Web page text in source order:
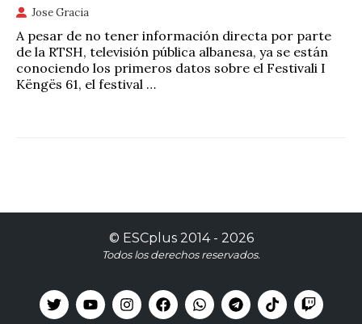
Jose Gracia
A pesar de no tener información directa por parte
de la RTSH, televisión pública albanesa, ya se están
conociendo los primeros datos sobre el Festivali I
Këngës 61, el festival …
© ESCplus2014 - 2026
Todos los derechos reservados.